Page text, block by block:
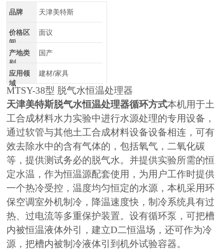
品牌 天津美特斯
价格区
间
面议
产地类
别
国产
应用领
域
建材/家具
MTSY-38型 脱气水恒温处理器
天津美特斯脱气水恒温处理器循环方式本机用于土
工合成材料水力实验中进行水源处理的专用设备，
通过软管与其他土工合成材料设备设备相连，可有
效去除水中的含有气体的，包括氧气，二氧化碳
等，提供测试务必的脱气水。并提供实验所需的恒
定水温，作为恒温源配套使用，为用户工作时提供
一个热冷受控，温度均匀恒定的水源，本机采用环
保空调室外机制冷，降温速度快，制冷系统具有过
热、过电流等多重保护装置。设有循环泵，可把槽
内被恒温液体外引，建立D二恒温场，还可作为冷
源，把槽内被制冷液体引到机外试验容器。